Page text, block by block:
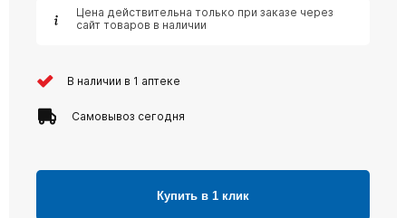
Цена действительна только при заказе через
сайт товаров в наличии
В наличии в 1 аптеке
Самовывоз сегодня
Купить в 1 клик